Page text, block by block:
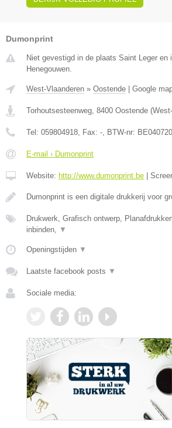
Dumonprint
Niet gevestigd in de plaats Saint Leger en
Henegouwen.
West-Vlaanderen » Oostende Google
Torhoutsesteenweg 8400 Oostende (
Tel: 059804918 , Fax: - , BTW-nr:
E-mail › Dumonprint
Website: http://www.dumonprint.be
Dumonprint is een digitale drukkerij voor
Drukwerk, Grafisch ontwerp,
inbinden,
▼
Openingstijden ▼
Laatste facebook posts ▼
Sociale media: